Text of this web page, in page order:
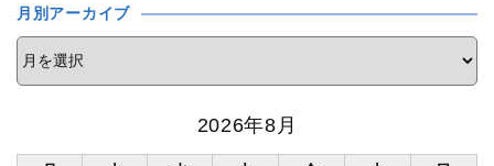
月別アーカイブ
2026年8月